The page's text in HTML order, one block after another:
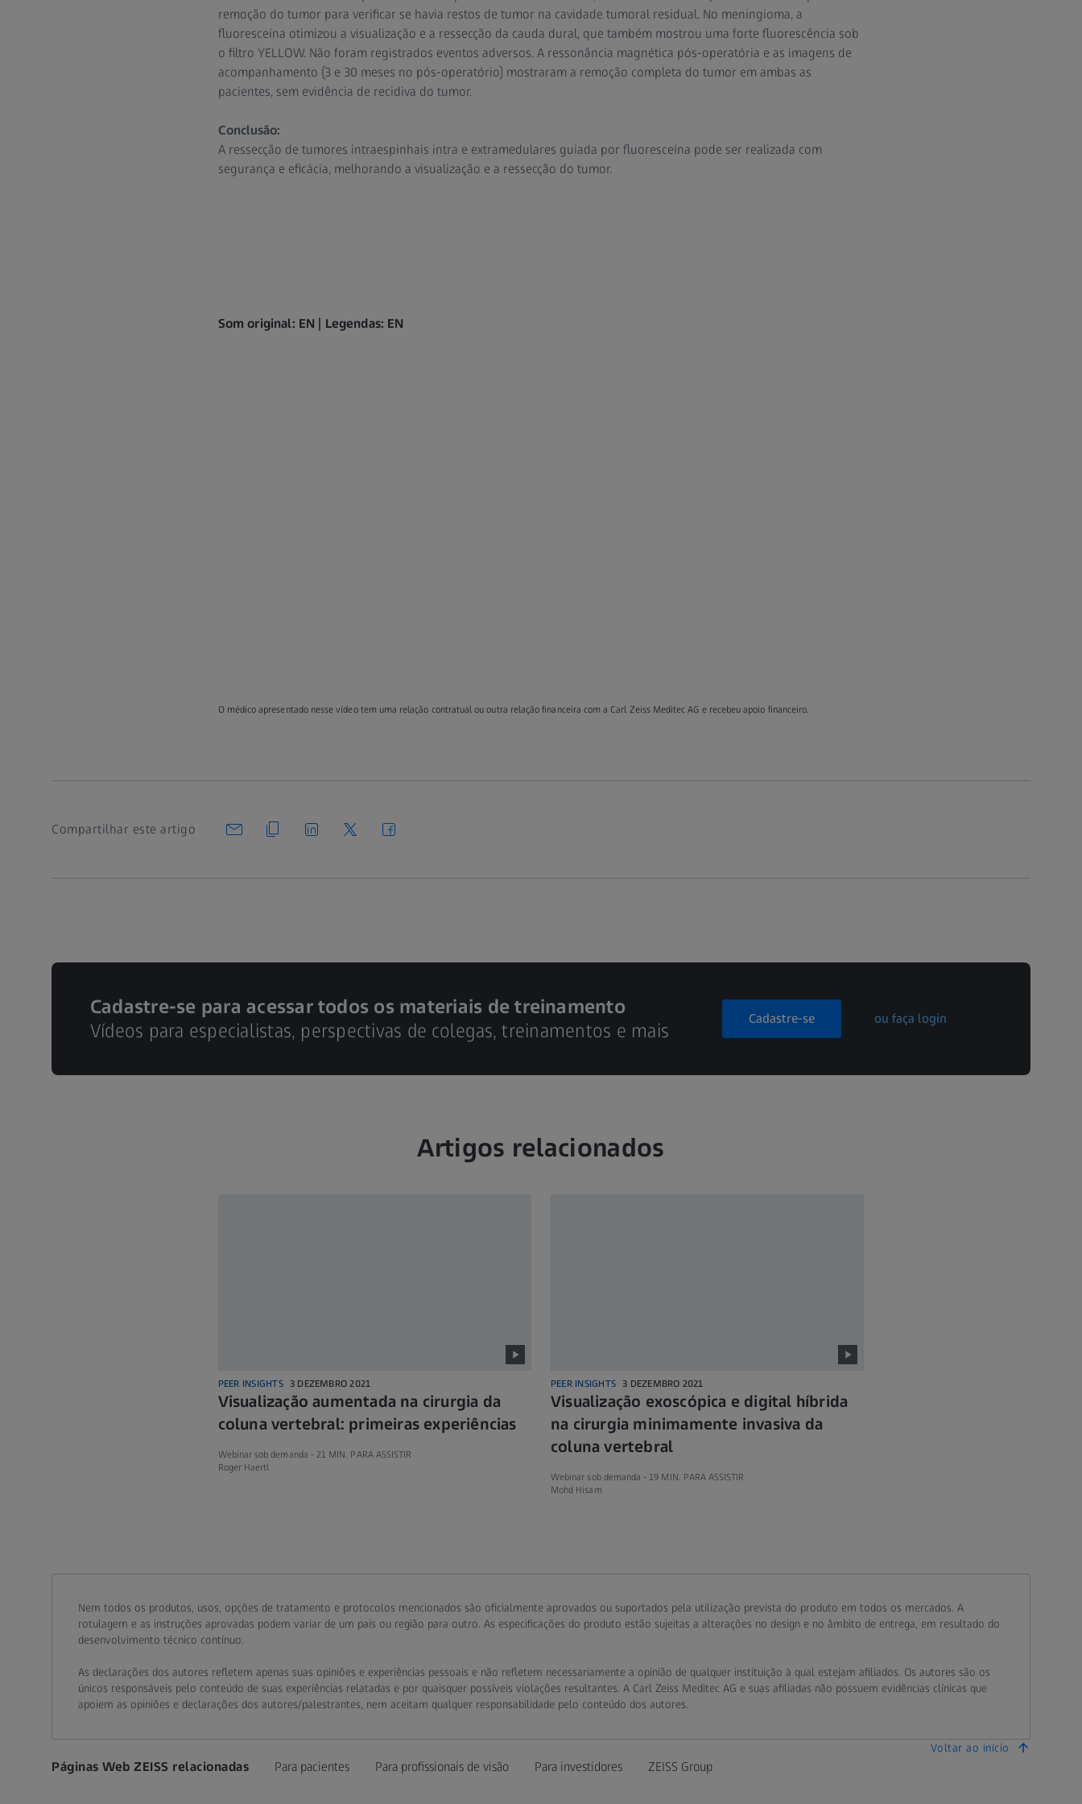
remoção do tumor para verificar se havia restos de tumor na cavidade tumoral residual. No meningioma, a
fluoresceína otimizou a visualização e a ressecção da cauda dural, que também mostrou uma forte fluorescência sob
o filtro YELLOW. Não foram registrados eventos adversos. A ressonância magnética pós-operatória e as imagens de
acompanhamento (3 e 30 meses no pós-operatório) mostraram a remoção completa do tumor em ambas as
pacientes, sem evidência de recidiva do tumor.
Conclusão:
A ressecção de tumores intraespinhais intra e extramedulares guiada por fluoresceína pode ser realizada com
segurança e eficácia, melhorando a visualização e a ressecção do tumor.
Som original: EN | Legendas: EN
O médico apresentado nesse vídeo tem uma relação contratual ou outra relação financeira com a Carl Zeiss Meditec AG e recebeu apoio financeiro.
Compartilhar este artigo
Cadastre-se para acessar todos os materiais de treinamento
Vídeos para especialistas, perspectivas de colegas, treinamentos e mais
Cadastre-se ou faça login
Artigos relacionados
PEER INSIGHTS 3 DEZEMBRO 2021
Visualização aumentada na cirurgia da
coluna vertebral: primeiras experiências
Webinar sob demanda - 21 MIN. PARA ASSISTIR
Roger Haertl
PEER INSIGHTS 3 DEZEMBRO 2021
Visualização exoscópica e digital híbrida
na cirurgia minimamente invasiva da
coluna vertebral
Webinar sob demanda - 19 MIN. PARA ASSISTIR
Mohd Hisam
Call contact at
Call contact on mobile at
Send contact a mail to
Nem todos os produtos, usos, opções de tratamento e protocolos mencionados são oficialmente aprovados ou suportados pela utilização prevista do produto em todos os mercados. A
rotulagem e as instruções aprovadas podem variar de um país ou região para outro. As especificações do produto estão sujeitas a alterações no design e no âmbito de entrega, em resultado do
desenvolvimento técnico contínuo.
As declarações dos autores refletem apenas suas opiniões e experiências pessoais e não refletem necessariamente a opinião de qualquer instituição à qual estejam afiliados. Os autores são os
únicos responsáveis pelo conteúdo de suas experiências relatadas e por quaisquer possíveis violações resultantes. A Carl Zeiss Meditec AG e suas afiliadas não possuem evidências clínicas que
apoiem as opiniões e declarações dos autores/palestrantes, nem aceitam qualquer responsabilidade pelo conteúdo dos autores.
Voltar ao início
Páginas Web ZEISS relacionadas Para pacientes Para profissionais de visão Para investidores ZEISS Group